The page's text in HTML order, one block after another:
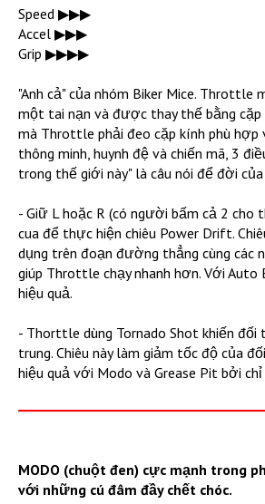
Speed ▶︎▶︎▶︎
Accel ▶︎▶︎▶︎
Grip ▶︎▶︎▶︎▶︎
"Anh cả" của nhóm Biker Mice.
một tai nạn và được thay thế bằng cặp
mà Throttle phải đeo cặp kính phù hợp
thông minh, huynh đệ và chiến mã, 3
trong thế giới này" là câu nói để đời
- Giữ L hoặc R (có người bấm cả 2 cho
cua để thực hiện chiêu Power Drift.
dụng trên đoạn đường thẳng cùng các
giúp Throttle chạy nhanh hơn. Với Auto
hiệu quả.
- Thorttle dùng Tornado Shot khiến đối
trung. Chiêu này làm giảm tốc độ của
hiệu quả với Modo và Grease Pit bởi
MODO (chuột đen) cực mạnh trong
với những cú đâm đầy chết chóc.